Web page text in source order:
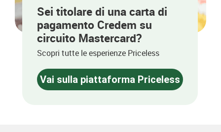
Sei titolare di una carta di
pagamento Credem su
circuito Mastercard?
Scopri tutte le esperienze Priceless
Vai sulla piattaforma Priceless